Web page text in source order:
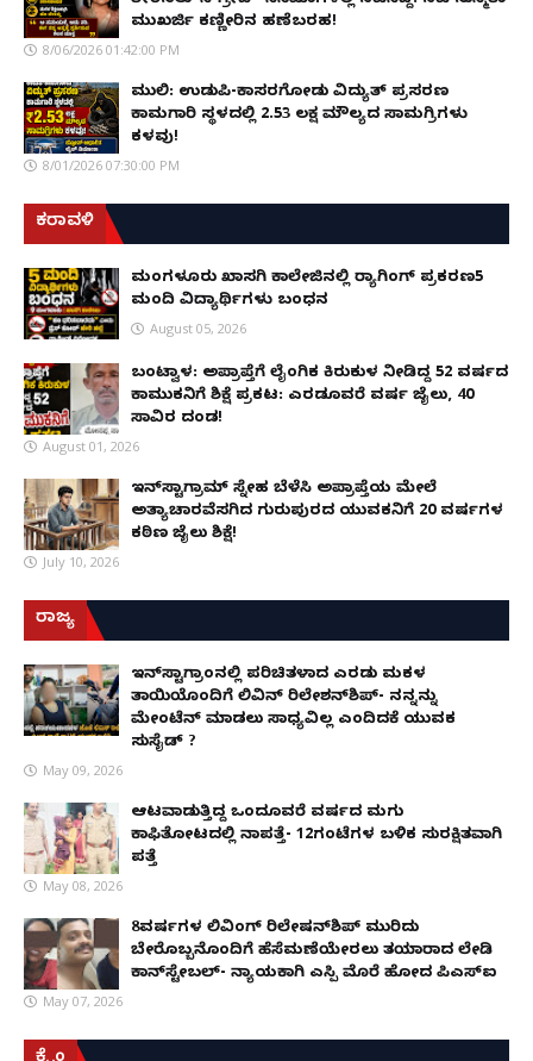
ಮುಖರ್ಜಿ ಕಣ್ಣೀರಿನ ಹಣೆಬರಹ!
8/06/2026 01:42:00 PM
ಮುಲ್ಕಿ: ಉಡುಪಿ-ಕಾಸರಗೋಡು ವಿದ್ಯುತ್ ಪ್ರಸರಣ
ಕಾಮಗಾರಿ ಸ್ಥಳದಲ್ಲಿ ₹2.53 ಲಕ್ಷ ಮೌಲ್ಯದ ಸಾಮಗ್ರಿಗಳು
ಕಳವು!
8/01/2026 07:30:00 PM
ಕರಾವಳಿ
ಮಂಗಳೂರು ಖಾಸಗಿ ಕಾಲೇಜಿನಲ್ಲಿ ರ‌್ಯಾಗಿಂಗ್ ಪ್ರಕರಣ5
ಮಂದಿ ವಿದ್ಯಾರ್ಥಿಗಳು ಬಂಧನ
August 05, 2026
ಬಂಟ್ವಾಳ: ಅಪ್ರಾಪ್ತೆಗೆ ಲೈಂಗಿಕ ಕಿರುಕುಳ ನೀಡಿದ್ದ 52 ವರ್ಷದ
ಕಾಮುಕನಿಗೆ ಶಿಕ್ಷೆ ಪ್ರಕಟ: ಎರಡೂವರೆ ವರ್ಷ ಜೈಲು, ₹40
ಸಾವಿರ ದಂಡ!
August 01, 2026
ಇನ್‌ಸ್ಟಾಗ್ರಾಮ್ ಸ್ನೇಹ ಬೆಳೆಸಿ ಅಪ್ರಾಪ್ತೆಯ ಮೇಲೆ
ಅತ್ಯಾಚಾರವೆಸಗಿದ ಗುರುಪುರದ ಯುವಕನಿಗೆ 20 ವರ್ಷಗಳ
ಕಠಿಣ ಜೈಲು ಶಿಕ್ಷೆ!
July 10, 2026
ರಾಜ್ಯ
ಇನ್​ಸ್ಟಾಗ್ರಾಂನಲ್ಲಿ ಪರಿಚಿತಳಾದ ಎರಡು ಮಕ್ಕಳ
ತಾಯಿಯೊಂದಿಗೆ ಲಿವಿನ್ ರಿಲೇಶನ್​ಶಿಪ್- ನನ್ನನ್ನು
ಮೇಂಟೆನ್ ಮಾಡಲು ಸಾಧ್ಯವಿಲ್ಲ ಎಂದಿದಕ್ಕೆ ಯುವಕ
ಸುಸೈಡ್ ?
May 09, 2026
ಆಟವಾಡುತ್ತಿದ್ದ ಒಂದೂವರೆ ವರ್ಷದ ಮಗು
ಕಾಫಿತೋಟದಲ್ಲಿ ನಾಪತ್ತೆ- 12ಗಂಟೆಗಳ ಬಳಿಕ ಸುರಕ್ಷಿತವಾಗಿ
ಪತ್ತೆ
May 08, 2026
8ವರ್ಷಗಳ ಲಿವಿಂಗ್‌ ರಿಲೇಷನ್‌ಶಿಪ್ ಮುರಿದು
ಬೇರೊಬ್ಬನೊಂದಿಗೆ ಹೆಸೆಮಣೆಯೇರಲು ತಯಾರಾದ ಲೇಡಿ
ಕಾನ್‌ಸ್ಟೇಬಲ್- ನ್ಯಾಯಕ್ಕಾಗಿ ಎಸ್ಪಿ ಮೊರೆ ಹೋದ ಪಿಎಸ್ಐ
May 07, 2026